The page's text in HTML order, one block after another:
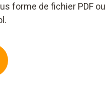
forme de fichier PDF